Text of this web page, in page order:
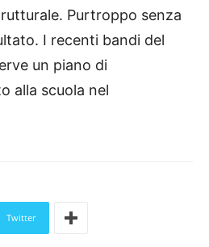
Purtroppo senza
I recenti bandi del
un piano di
alla scuola nel
Twitter